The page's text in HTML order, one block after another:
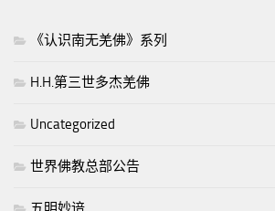
《认识南无羌佛》系列
H.H.第三世多杰羌佛
Uncategorized
世界佛教总部公告